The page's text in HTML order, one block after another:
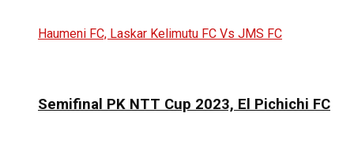
Semifinal PK NTT Cup 2023, El Pichichi FC